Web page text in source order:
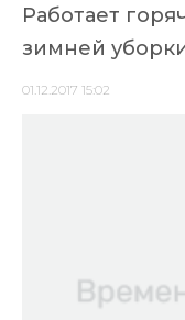
Работает
зимней
01.12.2017 15:02